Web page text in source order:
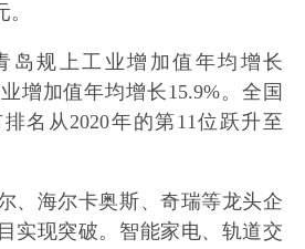
岛规上工业增加值年均增长
增加值年均增长15.9%。全国
名从2020年的第11位跃升至
、海尔卡奥斯、奇瑞等龙头企
实现突破。智能家电、轨道交